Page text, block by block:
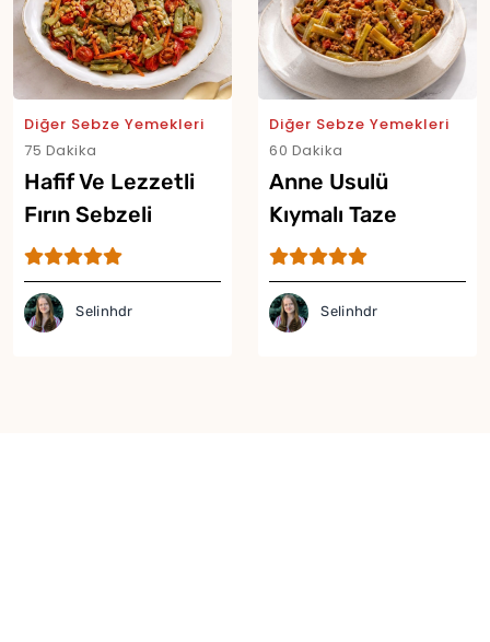
Diğer Sebze Yemekleri
75 Dakika
Hafif Ve Lezzetli
Fırın Sebzeli
Fasulye Tarifi
Selinhdr
Diğer Sebze Yemekleri
60 Dakika
Anne Usulü
Kıymalı Taze
Fasulye Tarifi
Selinhdr